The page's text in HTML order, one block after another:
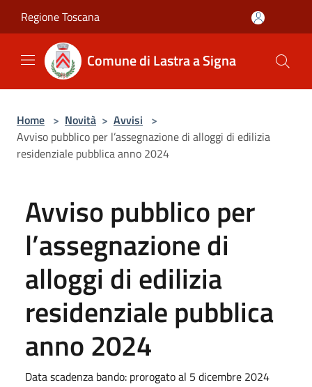
Regione Toscana
Comune di Lastra a Signa
Home > Novità > Avvisi >
Avviso pubblico per l’assegnazione di alloggi di edilizia
residenziale pubblica anno 2024
Avviso pubblico per
l’assegnazione di
alloggi di edilizia
residenziale pubblica
anno 2024
Data scadenza bando: prorogato al 5 dicembre 2024